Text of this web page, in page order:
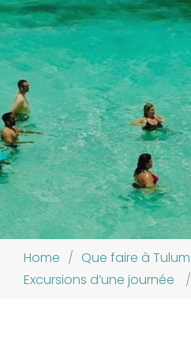
Home / Que faire à Tulum
Excursions d’une journée
/